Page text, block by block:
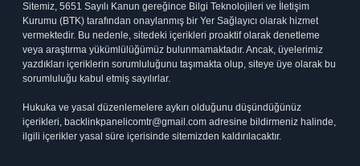
Sitemiz, 5651 Sayılı Kanun gereğince Bilgi Teknolojileri ve İletişim
Kurumu (BTK) tarafından onaylanmış bir Yer Sağlayıcı olarak hizmet
vermektedir. Bu nedenle, sitedeki içerikleri proaktif olarak denetleme
veya araştırma yükümlülüğümüz bulunmamaktadır. Ancak, üyelerimiz
yazdıkları içeriklerin sorumluluğunu taşımakta olup, siteye üye olarak bu
sorumluluğu kabul etmiş sayılırlar.
Hukuka ve yasal düzenlemelere aykırı olduğunu düşündüğünüz
içerikleri, backlinkpanelicomtr@gmail.com adresine bildirmeniz halinde,
ilgili içerikler yasal süre içerisinde sitemizden kaldırılacaktır.